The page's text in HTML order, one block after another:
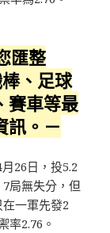
匯整
、足球
賽車等最
訊。－
26日，投5.2
局無失分，但
一軍先發2
率2.76。